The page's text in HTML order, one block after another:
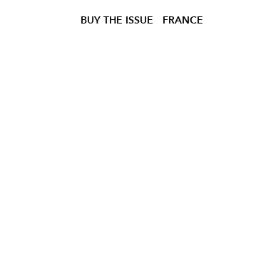
BUY THE ISSUE FRANCE